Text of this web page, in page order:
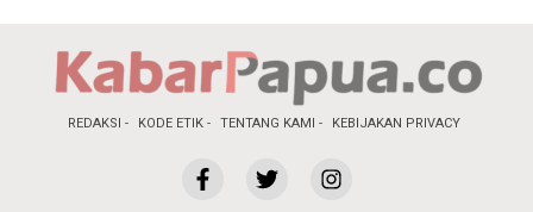
REDAKSI KODE ETIK TENTANG KAMI KEBIJAKAN PRIVACY